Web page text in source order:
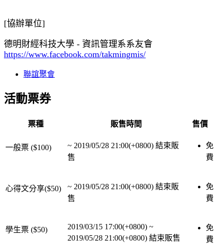
[協辦單位]
德明財經科技大學 - 資訊管理系系友會
https://www.facebook.com/takmingmis/
聯誼聚會
活動票券
票種 販售時間 售價
一般票 ($100) ~ 2019/05/28 21:00(+0800) 結束販
售
免
費
心得文分享($50) ~ 2019/05/28 21:00(+0800) 結束販
售
免
費
學生票 ($50) 2019/03/15 17:00(+0800) ~
2019/05/28 21:00(+0800) 結束販售
免
費